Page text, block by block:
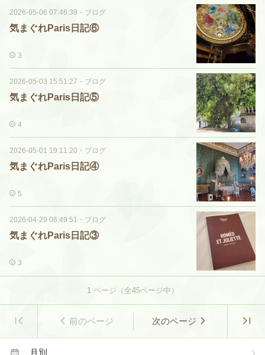
2026-05-06 07:46:39 ・ ブログ
気まぐれParis日記⑥
3
2026-05-03 15:51:27 ・ ブログ
気まぐれParis日記⑤
4
2026-05-01 19:11:20 ・ ブログ
気まぐれParis日記④
5
2026-04-29 06:49:51 ・ ブログ
気まぐれParis日記③
3
1ページ（全45ページ中）
前のページ 次のページ
月別